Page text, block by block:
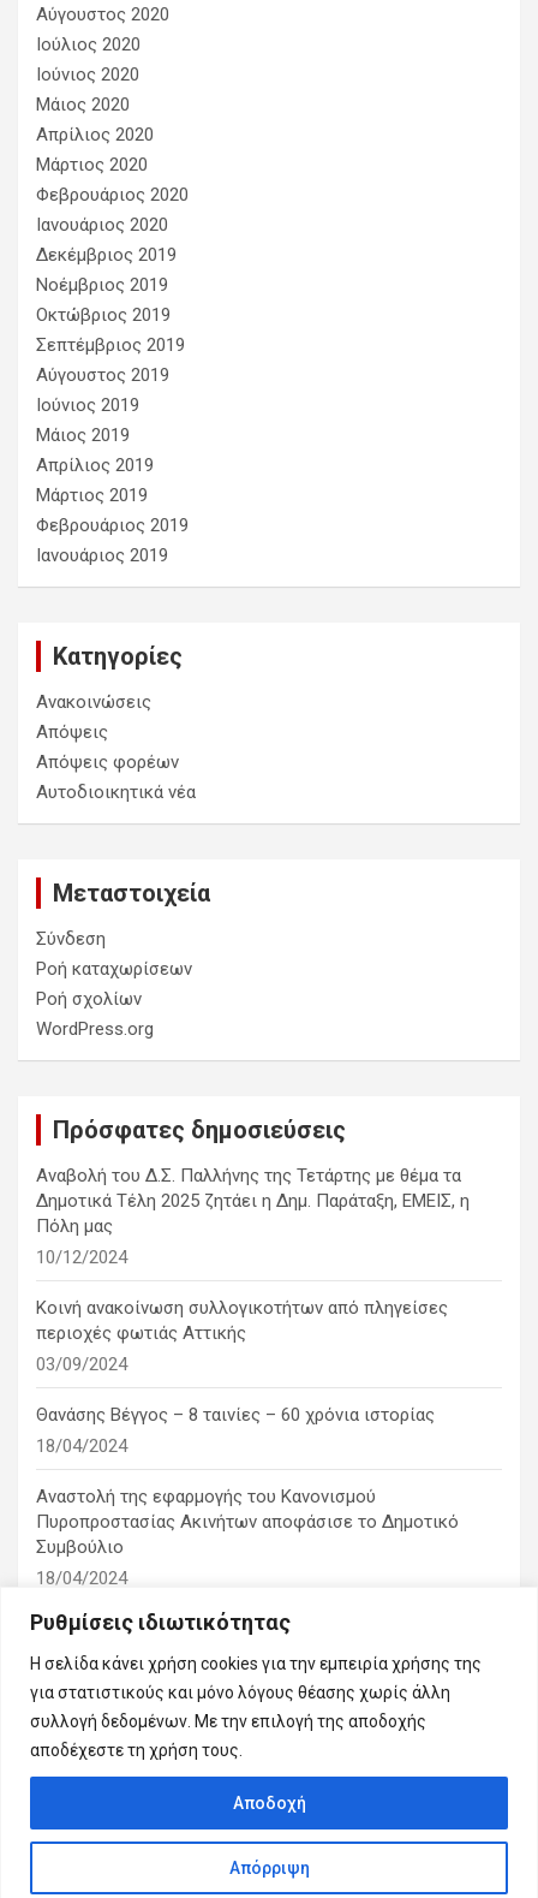
Ρυθμίσεις ιδιωτικότητας
Η σελίδα κάνει χρήση cookies για την εμπειρία χρήσης της
για στατιστικούς και μόνο λόγους θέασης χωρίς άλλη
συλλογή δεδομένων. Με την επιλογή της αποδοχής
αποδέχεστε τη χρήση τους.
Απόρριψη
Αποδοχή
Αύγουστος 2020
Ιούλιος 2020
Ιούνιος 2020
Μάιος 2020
Απρίλιος 2020
Μάρτιος 2020
Φεβρουάριος 2020
Ιανουάριος 2020
Δεκέμβριος 2019
Νοέμβριος 2019
Οκτώβριος 2019
Σεπτέμβριος 2019
Αύγουστος 2019
Ιούνιος 2019
Μάιος 2019
Απρίλιος 2019
Μάρτιος 2019
Φεβρουάριος 2019
Ιανουάριος 2019
Kατηγορίες
Ανακοινώσεις
Απόψεις
Απόψεις φορέων
Αυτοδιοικητικά νέα
Μεταστοιχεία
Σύνδεση
Ροή καταχωρίσεων
Ροή σχολίων
WordPress.org
Πρόσφατες δημοσιεύσεις
Αναβολή του Δ.Σ. Παλλήνης της Τετάρτης με θέμα τα
Δημοτικά Τέλη 2025 ζητάει η Δημ. Παράταξη, ΕΜΕΙΣ, η
Πόλη μας
10/12/2024
Κοινή ανακοίνωση συλλογικοτήτων από πληγείσες
περιοχές φωτιάς Αττικής
03/09/2024
Θανάσης Βέγγος – 8 ταινίες – 60 χρόνια ιστορίας
18/04/2024
Αναστολή της εφαρμογής του Κανονισμού
Πυροπροστασίας Ακινήτων αποφάσισε το Δημοτικό
Συμβούλιο
18/04/2024
1η ειδική συνεδρίαση λογοδοσίας του δημοτικού
συμβουλίου
10/03/2024
Copyright © 2026Εμείς η πόλη μας
Proudly Powered by: